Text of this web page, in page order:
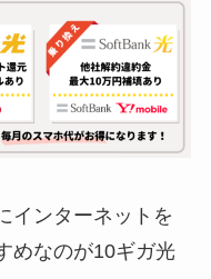
インターネットを
めなのが10ギガ光